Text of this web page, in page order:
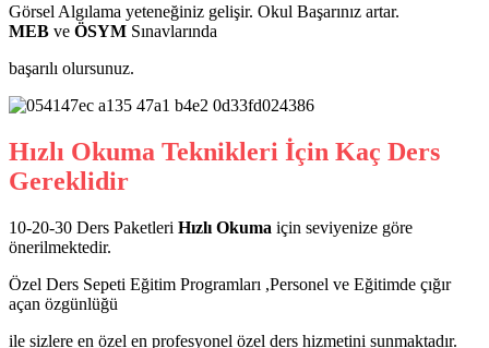
Görsel Algılama yeteneğiniz gelişir. Okul Başarınız artar.
MEB ve ÖSYM Sınavlarında
başarılı olursunuz.
Hızlı Okuma Teknikleri İçin Kaç Ders
Gereklidir
10-20-30 Ders Paketleri Hızlı Okuma için seviyenize göre
önerilmektedir.
Özel Ders Sepeti Eğitim Programları ,Personel ve Eğitimde çığır
açan özgünlüğü
ile sizlere en özel en profesyonel özel ders hizmetini sunmaktadır.